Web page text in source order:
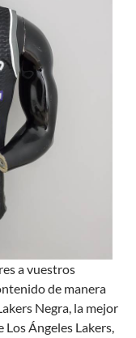
a vuestros
de manera
Negra, la mejor
Los Ángeles Lakers,